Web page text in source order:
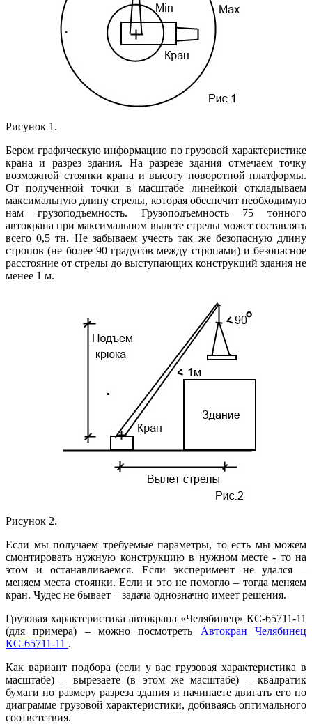
Рисунок 1.
Берем графическую информацию по грузовой характеристике
крана и разрез здания. На разрезе здания отмечаем точку
возможной стоянки крана и высоту поворотной платформы.
От полученной точки в масштабе линейкой откладываем
максимальную длину стрелы, которая обеспечит необходимую
нам грузоподъемность. Грузоподъемность 75 тонного
автокрана при максимальном вылете стрелы может составлять
всего 0,5 тн. Не забываем учесть так же безопасную длину
стропов (не более 90 градусов между стропами) и безопасное
расстояние от стрелы до выступающих конструкций здания не
менее 1 м.
Рисунок 2.
Если мы получаем требуемые параметры, то есть мы можем
смонтировать нужную конструкцию в нужном месте - то на
этом и останавливаемся. Если эксперимент не удался –
меняем места стоянки. Если и это не помогло – тогда меняем
кран. Чудес не бывает – задача однозначно имеет решения.
Грузовая характеристика автокрана «Челябинец» КС-65711-11
(для примера) – можно посмотреть Автокран Челябинец
КС-65711-11 .
Как вариант подбора (если у вас грузовая характеристика в
масштабе) – вырезаете (в этом же масштабе) – квадратик
бумаги по размеру разреза здания и начинаете двигать его по
диаграмме грузовой характеристики, добиваясь оптимального
соответствия.